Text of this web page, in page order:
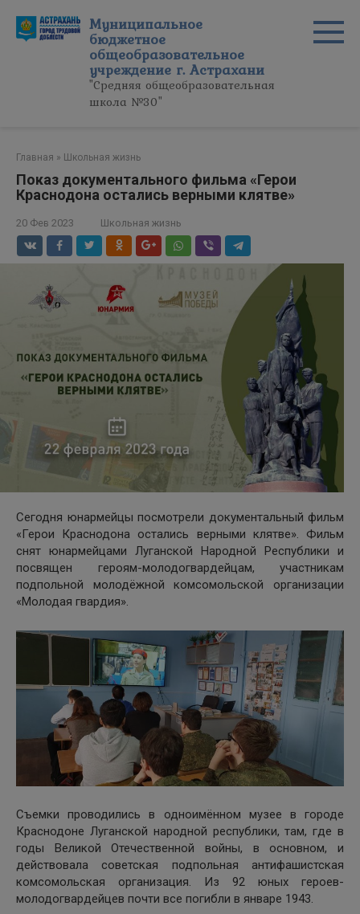
контенту
Муниципальное
бюджетное
общеобразовательное
учреждение г. Астрахани
"Средняя общеобразовательная
школа №30"
Главная » Школьная жизнь
Показ документального фильма «Герои
Краснодона остались верными клятве»
20 Фев 2023 Школьная жизнь
Сегодня юнармейцы посмотрели документальный фильм
«Герои Краснодона остались верными клятве». Фильм
снят юнармейцами Луганской Народной Республики и
посвящен героям-молодогвардейцам, участникам
подпольной молодёжной комсомольской организации
«Молодая гвардия».
Съемки проводились в одноимённом музее в городе
Краснодоне Луганской народной республики, там, где в
годы Великой Отечественной войны, в основном, и
действовала советская подпольная антифашистская
комсомольская организация. Из 92 юных героев-
молодогвардейцев почти все погибли в январе 1943.